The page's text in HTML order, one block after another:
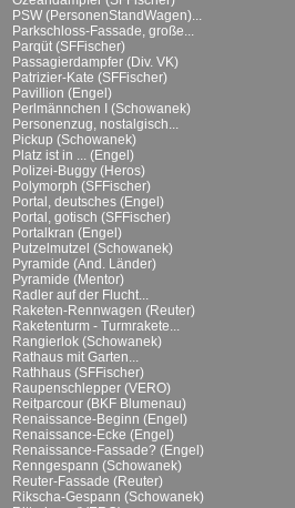
PSW (PersonenStandWagen)...
Parkschloss-Fassade, große...
Parqüt (SFFischer)
Passagierdampfer (Div. VK)
Patrizier-Kate (SFFischer)
Pavillion (Engel)
Perlmännchen I (Schowanek)
Personenzug, nostalgisch...
Pickup (Schowanek)
Platz ist in ... (Engel)
Polizei-Buggy (Heros)
Polymorph (SFFischer)
Portal, deutsches (Engel)
Portal, gotisch (SFFischer)
Portalkran (Engel)
Putzelmutzel (Schowanek)
Pyramide (And. Länder)
Pyramide (Mentor)
Radler auf der Flucht...
Raketen-Rennwagen (Reuter)
Raketenturm - Turmrakete...
Rangierlok (Schowanek)
Rathaus mit Garten...
Rathhaus (SFFischer)
Raupenschlepper (VERO)
Reitparcour (BKF Blumenau)
Renaissance-Beginn (Engel)
Renaissance-Ecke (Engel)
Renaissance-Fassade? (Engel)
Renngespann (Schowanek)
Reuter-Fassade (Reuter)
Rikscha-Gespann (Schowanek)